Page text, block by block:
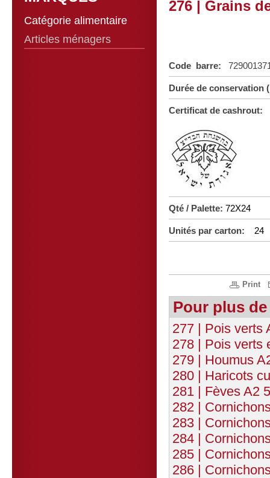
Catégorie alimentaire
Articles ménagers
276 | Grains
Code barre:
Durée de
Certificat de cashrout:
Qté / Palette: 72X24
Unités par carton: 24
Print
Pour plus
277 | Pois verts
278 | Pois verts
279 | Houmus
280 | Haricots
281 | Fèves A2
282 |
283 |
284 |
285 |
286 |